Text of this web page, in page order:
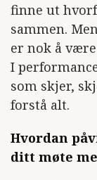
finne ut
sammen.
er nok å være
I
som skjer,
forstå alt.
Hvordan
ditt møte